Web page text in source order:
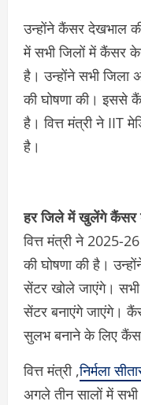
उन्होंने कैंसर देखभाल
में सभी जिलों में कैंसर
है। उन्होंने सभी
की घोषणा की। इससे
है। वित्त मंत्री ने IIT
है।
हर जिले में खुलेंगे
वित्त मंत्री ने
की घोषणा की है।
सेंटर खोले जाएंगे।
सेंटर बनाएंगे जाएंगे।
सुलभ बनाने के लिए
वित्त मंत्री ,निर्मला
अगले तीन सालों में